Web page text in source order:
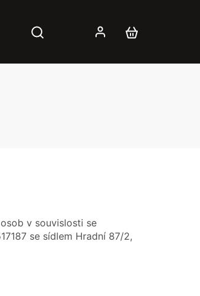
v souvislosti se
se sídlem Hradní 87/2,